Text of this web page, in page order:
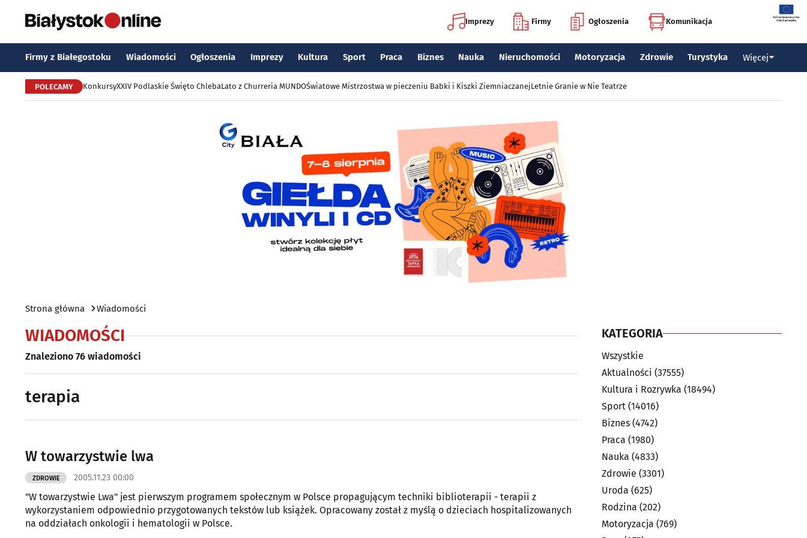
Imprezy Firmy Ogłoszenia Komunikacja
Firmy z Białegostoku Wiadomości Ogłoszenia Imprezy Kultura Sport Praca Biznes Nauka Nieruchomości Motoryzacja Zdrowie Turystyka Więcej
POLECAMY KonkursyXXIV Podlaskie Święto ChlebaLato z Churreria MUNDOŚwiatowe Mistrzostwa w pieczeniu Babki i Kiszki ZiemniaczanejLetnie Granie w Nie Teatrze
Strona główna Wiadomości
WIADOMOŚCI
Znaleziono 76 wiadomości
terapia
W towarzystwie lwa
ZDROWIE 2005.11.23 00:00
"W towarzystwie Lwa" jest pierwszym programem społecznym w Polsce propagującym techniki biblioterapii - terapii z
wykorzystaniem odpowiednio przygotowanych tekstów lub książek. Opracowany został z myślą o dzieciach hospitalizowanych
na oddziałach onkologii i hematologii w Polsce.
KATEGORIA
Wszystkie
Aktualności (37555)
Kultura i Rozrywka (18494)
Sport (14016)
Biznes (4742)
Praca (1980)
Nauka (4833)
Zdrowie (3301)
Uroda (625)
Rodzina (202)
Motoryzacja (769)